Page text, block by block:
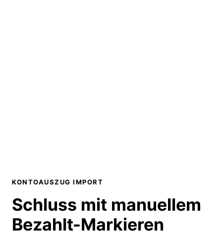
KONTOAUSZUG IMPORT
Schluss mit manuellem
Bezahlt-Markieren